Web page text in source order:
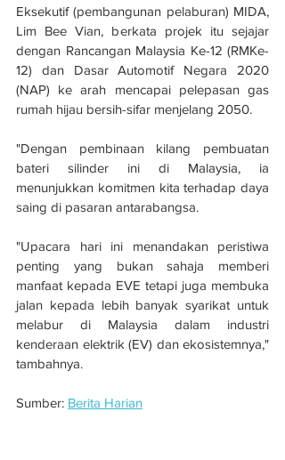
Eksekutif (pembangunan pelaburan) MIDA,
Lim Bee Vian, berkata projek itu sejajar
dengan Rancangan Malaysia Ke-12 (RMKe-
12) dan Dasar Automotif Negara 2020
(NAP) ke arah mencapai pelepasan gas
rumah hijau bersih-sifar menjelang 2050.
"Dengan pembinaan kilang pembuatan
bateri silinder ini di Malaysia, ia
menunjukkan komitmen kita terhadap daya
saing di pasaran antarabangsa.
"Upacara hari ini menandakan peristiwa
penting yang bukan sahaja memberi
manfaat kepada EVE tetapi juga membuka
jalan kepada lebih banyak syarikat untuk
melabur di Malaysia dalam industri
kenderaan elektrik (EV) dan ekosistemnya,"
tambahnya.
Sumber: Berita Harian